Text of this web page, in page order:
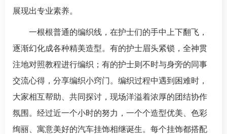
展现出专业素养。
一根根普通的编织线，在护士们的手中上下翻飞，
逐渐幻化成各种精美造型。有的护士眉头紧锁，全神贯
注地对照教程进行编织；有的护士则不时与身旁的同事
交流心得，分享编织小窍门。编织过程中遇到困难时，
大家相互帮助、共同探讨，现场洋溢着浓厚的团结协作
氛围。经过近一个小时的努力，一个个造型优美、色彩
绚丽、寓意美好的汽车挂饰相继诞生。每个挂饰都搭配